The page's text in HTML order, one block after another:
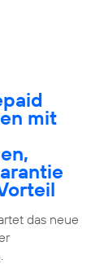
mit
das neue
.